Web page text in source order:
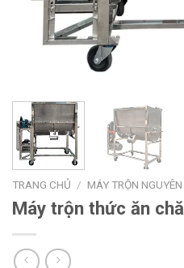
TRANG CHỦ / MÁY TRỘN
Máy trộn thức ăn